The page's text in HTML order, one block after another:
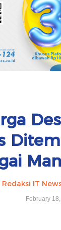
Redaksi IT
February